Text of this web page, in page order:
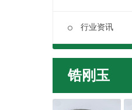
行业资讯
锆刚玉